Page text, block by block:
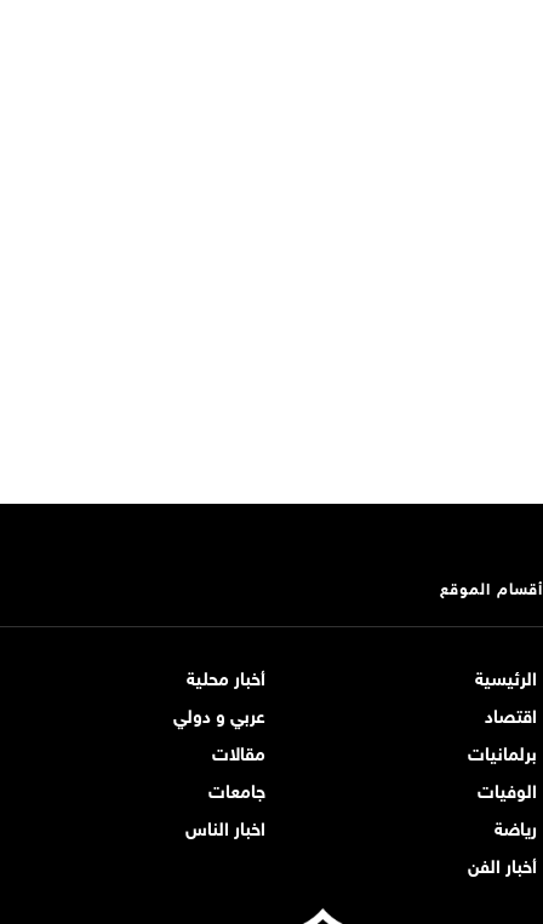
أقسام الموقع
الرئيسية
أخبار محلية
اقتصاد
عربي و دولي
برلمانيات
مقالات
الوفيات
جامعات
رياضة
اخبار الناس
أخبار الفن